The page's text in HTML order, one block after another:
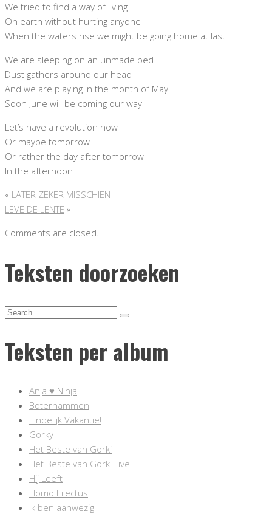
We tried to find a way of living
On earth without hurting anyone
When the waters rise we might be going home at last
We are sleeping on an unmade bed
Dust gathers around our head
And we are playing in the month of May
Soon June will be coming our way
Let’s have a revolution now
Or maybe tomorrow
Or rather the day after tomorrow
In the afternoon
« LATER ZEKER MISSCHIEN
LEVE DE LENTE »
Comments are closed.
Teksten doorzoeken
Teksten per album
Anja ♥ Ninja
Boterhammen
Eindelijk Vakantie!
Gorky
Het Beste van Gorki
Het Beste van Gorki Live
Hij Leeft
Homo Erectus
Ik ben aanwezig